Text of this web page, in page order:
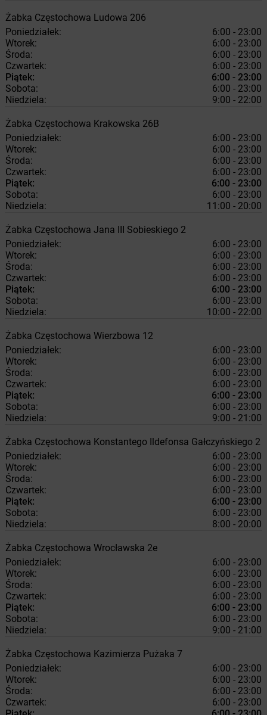
Żabka Częstochowa Ludowa 206
Poniedziałek:
6:00 - 23:00
Wtorek:
6:00 - 23:00
Środa:
6:00 - 23:00
Czwartek:
6:00 - 23:00
Piątek:
6:00 - 23:00
Sobota:
6:00 - 23:00
Niedziela:
9:00 - 22:00
Żabka Częstochowa Krakowska 26B
Poniedziałek:
6:00 - 23:00
Wtorek:
6:00 - 23:00
Środa:
6:00 - 23:00
Czwartek:
6:00 - 23:00
Piątek:
6:00 - 23:00
Sobota:
6:00 - 23:00
Niedziela:
11:00 - 20:00
Żabka Częstochowa Jana III Sobieskiego 2
Poniedziałek:
6:00 - 23:00
Wtorek:
6:00 - 23:00
Środa:
6:00 - 23:00
Czwartek:
6:00 - 23:00
Piątek:
6:00 - 23:00
Sobota:
6:00 - 23:00
Niedziela:
10:00 - 22:00
Żabka Częstochowa Wierzbowa 12
Poniedziałek:
6:00 - 23:00
Wtorek:
6:00 - 23:00
Środa:
6:00 - 23:00
Czwartek:
6:00 - 23:00
Piątek:
6:00 - 23:00
Sobota:
6:00 - 23:00
Niedziela:
9:00 - 21:00
Żabka Częstochowa Konstantego Ildefonsa Gałczyńskiego 2
Poniedziałek:
6:00 - 23:00
Wtorek:
6:00 - 23:00
Środa:
6:00 - 23:00
Czwartek:
6:00 - 23:00
Piątek:
6:00 - 23:00
Sobota:
6:00 - 23:00
Niedziela:
8:00 - 20:00
Żabka Częstochowa Wrocławska 2e
Poniedziałek:
6:00 - 23:00
Wtorek:
6:00 - 23:00
Środa:
6:00 - 23:00
Czwartek:
6:00 - 23:00
Piątek:
6:00 - 23:00
Sobota:
6:00 - 23:00
Niedziela:
9:00 - 21:00
Żabka Częstochowa Kazimierza Pużaka 7
Poniedziałek:
6:00 - 23:00
Wtorek:
6:00 - 23:00
Środa:
6:00 - 23:00
Czwartek:
6:00 - 23:00